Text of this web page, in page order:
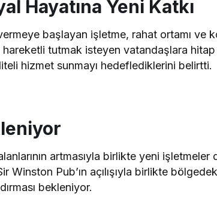
Hayatına Yeni Katkı
başlayan işletme, rahat ortamı ve
hareketli tutmak isteyen vatandaşlara
hizmet sunmayı hedeflediklerini belirtti.
artmasıyla birlikte yeni işletmeler
Winston Pub’ın açılışıyla birlikte
bekleniyor.